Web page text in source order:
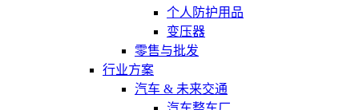
个人防护用品
变压器
零售与批发
行业方案
汽车 & 未来交通